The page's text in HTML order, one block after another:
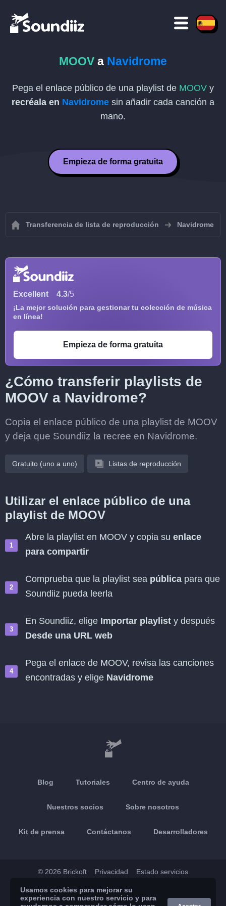
MOOV a Navidrome
Pega el enlace público de una playlist de MOOV y
recréala en Navidrome sin añadir cada canción a
mano.
Empieza de forma gratuita
Transferencia de lista de reproducción Navidrome
Excellent 4.3/5
¡La mejor solución para gestionar tu colección de música
en línea!
Empieza de forma gratuita
¿Cómo transferir playlists de
MOOV a Navidrome?
Copia el enlace público de una playlist de MOOV
y deja que Soundiiz la recree en Navidrome.
Gratuito (uno a uno) Listas de reproducción
Utilizar el enlace público de una
playlist de MOOV
Abre la playlist en MOOV y copia su enlace
para compartir
Comprueba que la playlist sea pública para que
Soundiiz pueda leerla
En Soundiiz, elige Importar playlist y después
Desde una URL web
Pega el enlace de MOOV, revisa las canciones
encontradas y elige Navidrome
Blog Tutoriales Centro de ayuda
Nuestros socios Sobre nosotros
Kit de prensa Contáctanos Desarrolladores
© 2026 Brickoft Privacidad Estado servicios
App Store Google Play
Usamos cookies para mejorar su
experiencia con nuestro servicio y para